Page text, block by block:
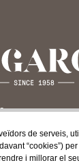
de serveis,
“cookies”)
i millorar el